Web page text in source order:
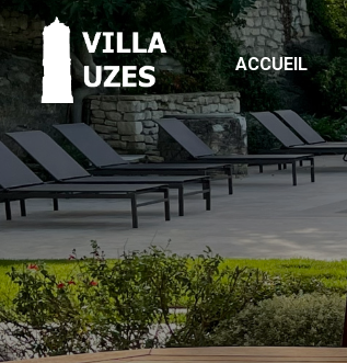
ACCUEIL